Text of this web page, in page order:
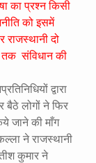
का प्रश्न किसी
को इसमें
दो
तक संविधान की
द्वारा
बैठे लोगों ने फिर
जाने की माँग
ने राजस्थानी
कुमार ने